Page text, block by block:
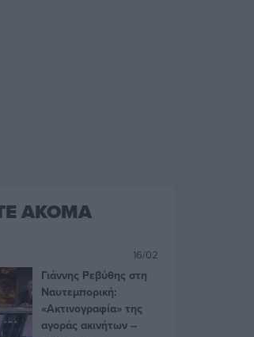
ΑΚΟΜΑ
16/02
Γιάννης Ρεβύθης στη
Ναυτεμπορική:
«Ακτινογραφία» της
αγοράς ακινήτων –